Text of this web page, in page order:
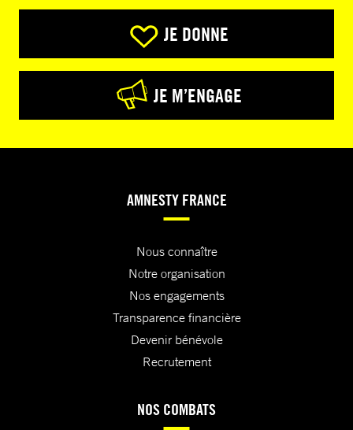
JE DONNE
JE M’ENGAGE
AMNESTY FRANCE
Nous connaître
Notre organisation
Nos engagements
Transparence financière
Devenir bénévole
Recrutement
NOS COMBATS